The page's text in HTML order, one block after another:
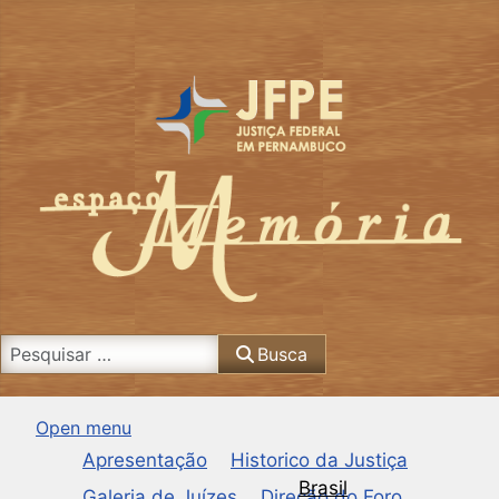
Busca
Open menu
Apresentação
Historico da Justiça
Brasil